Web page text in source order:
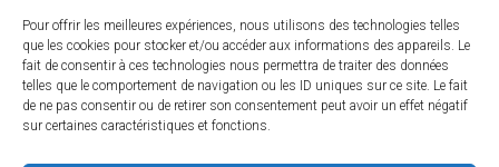
Pour offrir les meilleures expériences, nous utilisons des technologies telles
que les cookies pour stocker et/ou accéder aux informations des appareils. Le
fait de consentir à ces technologies nous permettra de traiter des données
telles que le comportement de navigation ou les ID uniques sur ce site. Le fait
de ne pas consentir ou de retirer son consentement peut avoir un effet négatif
sur certaines caractéristiques et fonctions.